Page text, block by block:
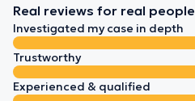
Real reviews for real people
Investigated my case in depth
Trustworthy
Experienced & qualified